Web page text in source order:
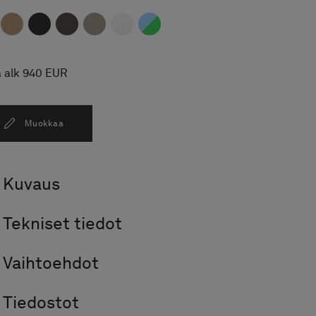
alk 940 EUR
Muokkaa
Kuvaus
Tekniset tiedot
Vaihtoehdot
Tiedostot